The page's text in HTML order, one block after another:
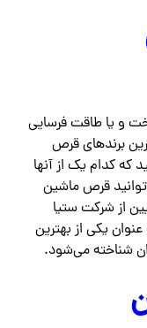
و یا طاقت فرسایی
برندهای قرص
که کدام یک از آنها
قرص ماشین
از شرکت ستیا
یکی از بهترین
شناخته می‌شود.